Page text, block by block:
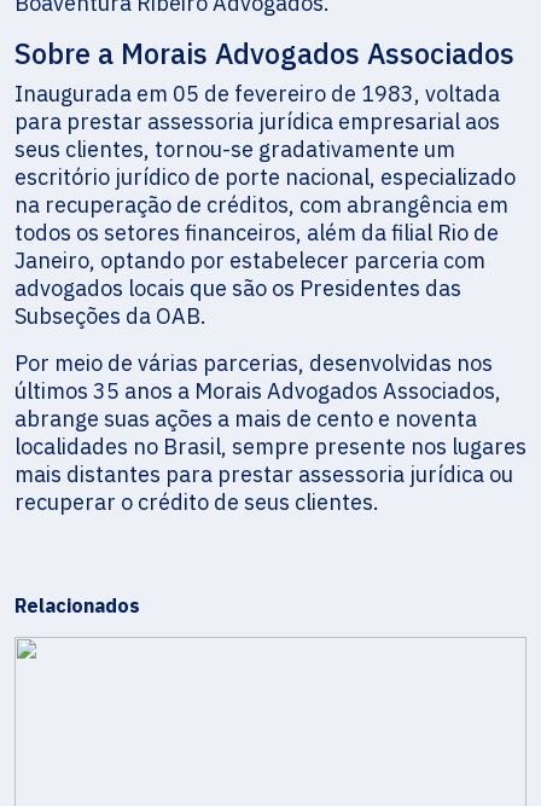
Sobre a Morais Advogados Associados
Inaugurada em 05 de fevereiro de 1983, voltada
para prestar assessoria jurídica empresarial aos
seus clientes, tornou-se gradativamente um
escritório jurídico de porte nacional, especializado
na recuperação de créditos, com abrangência em
todos os setores financeiros, além da filial Rio de
Janeiro, optando por estabelecer parceria com
advogados locais que são os Presidentes das
Subseções da OAB.
Por meio de várias parcerias, desenvolvidas nos
últimos 35 anos a Morais Advogados Associados,
abrange suas ações a mais de cento e noventa
localidades no Brasil, sempre presente nos lugares
mais distantes para prestar assessoria jurídica ou
recuperar o crédito de seus clientes.
Relacionados